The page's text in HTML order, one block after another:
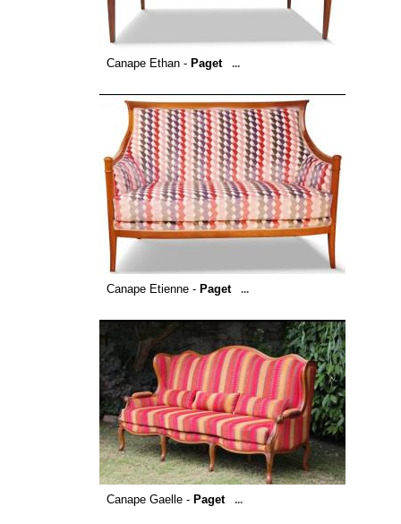
Canape Ethan - Paget ...
Canape Etienne - Paget ...
Canape Gaelle - Paget ...